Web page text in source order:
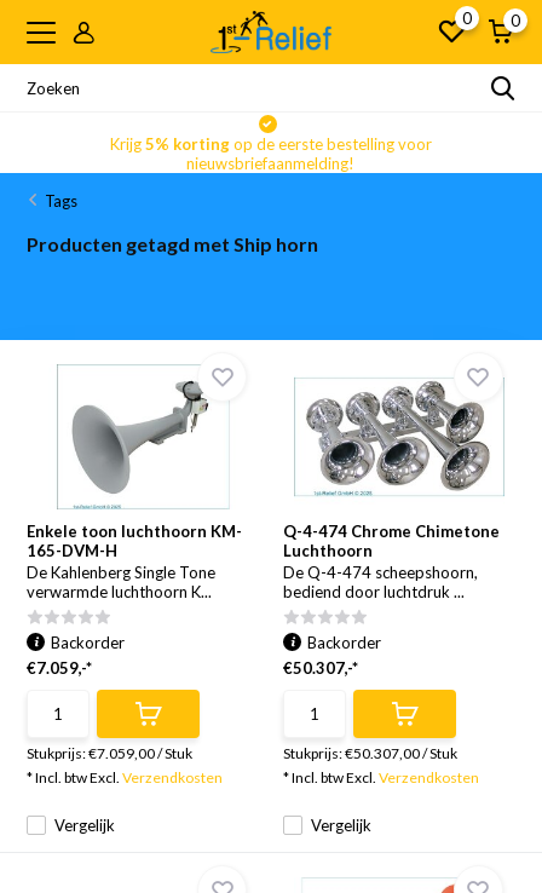
0 0
Krijg5% kortingop de eerste bestelling voor
nieuwsbriefaanmelding!
Tags
Producten getagd met Ship horn
Enkele toon luchthoorn KM-
165-DVM-H
De Kahlenberg Single Tone
verwarmde luchthoorn K...
Vergelijk
Backorder
€7.059,-*
Stukprijs:€7.059,00/Stuk
* Incl. btw Excl.Verzendkosten
Q-4-474 Chrome Chimetone
Luchthoorn
De Q-4-474 scheepshoorn,
bediend door luchtdruk ...
Vergelijk
Backorder
€50.307,-*
Stukprijs:€50.307,00/Stuk
* Incl. btw Excl. Verzendkosten